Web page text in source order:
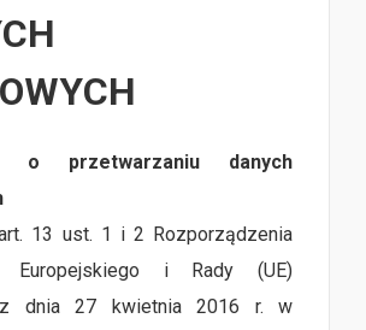
o przetwarzaniu danych
13 ust. 1 i 2 Rozporządzenia
Europejskiego i Rady (UE)
dnia 27 kwietnia 2016 r. w